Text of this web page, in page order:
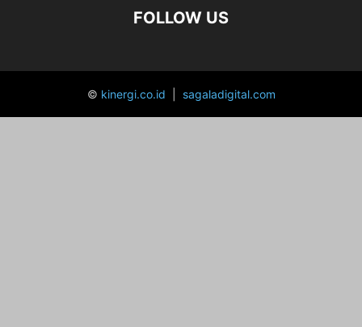
FOLLOW US
© kinergi.co.id sagaladigital.com